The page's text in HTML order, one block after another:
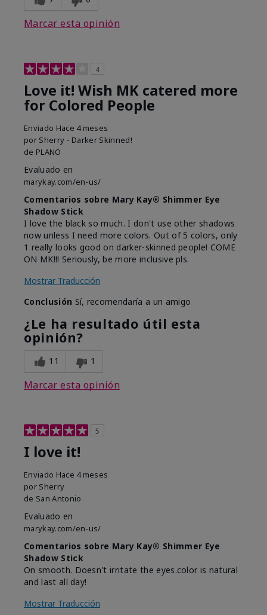
Marcar esta opinión
4
Love it! Wish MK catered more
for Colored People
Enviado Hace 4 meses
por Sherry - Darker Skinned!
de PLANO
Evaluado en
marykay.com/en-us/
Comentarios sobre Mary Kay® Shimmer Eye
Shadow Stick
I love the black so much. I don't use other shadows
now unless I need more colors. Out of 5 colors, only
1 really looks good on darker-skinned people! COME
ON MK!!! Seriously, be more inclusive pls.
Mostrar Traducción
Conclusión Sí, recomendaría a un amigo
¿Le ha resultado útil esta
opinión?
11 1
Marcar esta opinión
5
I love it!
Enviado Hace 4 meses
por Sherry
de San Antonio
Evaluado en
marykay.com/en-us/
Comentarios sobre Mary Kay® Shimmer Eye
Shadow Stick
On smooth. Doesn't irritate the eyes.color is natural
and last all day!
Mostrar Traducción